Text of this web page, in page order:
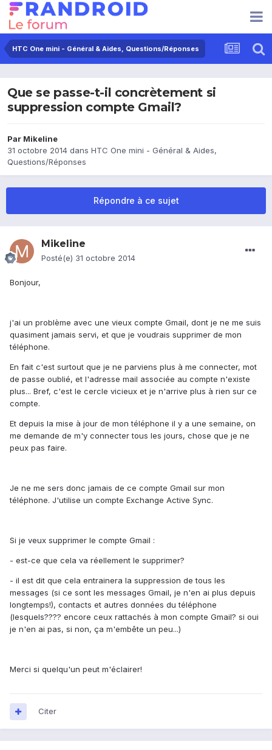
HTC One mini - Général & Aides, Questions/Réponses
Que se passe-t-il concrètement si
suppression compte Gmail?
Par Mikeline
31 octobre 2014 dans HTC One mini - Général & Aides,
Questions/Réponses
Répondre à ce sujet
Mikeline
Posté(e) 31 octobre 2014
Bonjour,
j'ai un problème avec une vieux compte Gmail, dont je ne me suis
quasiment jamais servi, et que je voudrais supprimer de mon
téléphone.
En fait c'est surtout que je ne parviens plus à me connecter, mot
de passe oublié, et l'adresse mail associée au compte n'existe
plus... Bref, c'est le cercle vicieux et je n'arrive plus à rien sur ce
compte.
Et depuis la mise à jour de mon téléphone il y a une semaine, on
me demande de m'y connecter tous les jours, chose que je ne
peux pas faire.
Je ne me sers donc jamais de ce compte Gmail sur mon
téléphone. J'utilise un compte Exchange Active Sync.
Si je veux supprimer le compte Gmail :
- est-ce que cela va réellement le supprimer?
- il est dit que cela entrainera la suppression de tous les
messages (si ce sont les messages Gmail, je n'en ai plus depuis
longtemps!), contacts et autres données du téléphone
(lesquels???? encore ceux rattachés à mon compte Gmail? si oui
je n'en ai pas, si non, ça m'embête un peu...)
Merci si quelqu'un peut m'éclairer!
Citer